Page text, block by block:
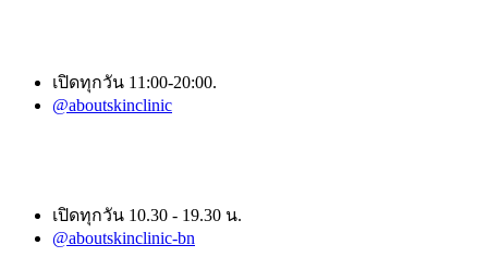
เปิดทุกวัน 11:00-20:00.
@aboutskinclinic
เปิดทุกวัน 10.30 - 19.30 น.
@aboutskinclinic-bn